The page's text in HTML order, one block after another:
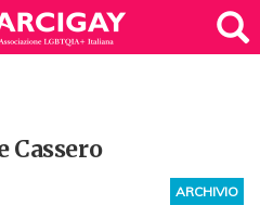
Cassero
ARCHIVIO